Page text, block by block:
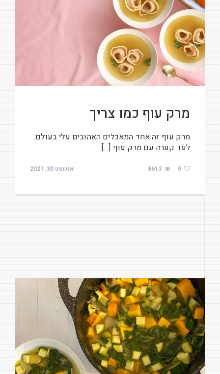
מרק עוף כמו צריך
מרק עוף זה אחד המאכלים האהובים עלי בעולם.
לעד קערה עם מרק עוף […]
אוגוסט 30, 2021 8613 0